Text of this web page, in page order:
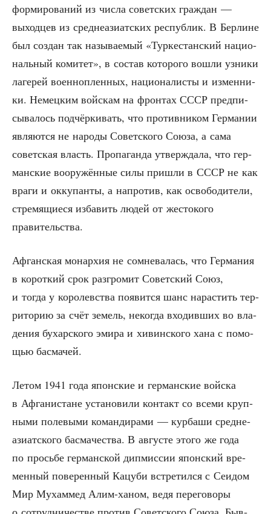
фор­ми­ро­ва­ний из чис­ла совет­ских граж­дан —
выход­цев из сред­не­ази­ат­ских рес­пуб­лик. В Бер­лине
был создан так назы­ва­е­мый «Тур­ке­стан­ский наци­о­
наль­ный коми­тет», в состав кото­ро­го вошли узни­ки
лаге­рей воен­но­плен­ных, наци­о­на­ли­сты и измен­ни­
ки. Немец­ким вой­скам на фрон­тах СССР пред­пи­
сы­ва­лось под­чёр­ки­вать, что про­тив­ни­ком Гер­ма­нии
явля­ют­ся не наро­ды Совет­ско­го Сою­за, а сама
совет­ская власть. Про­па­ган­да утвер­жда­ла, что гер­
ман­ские воору­жён­ные силы при­шли в СССР не как
вра­ги и окку­пан­ты, а напро­тив, как осво­бо­ди­те­ли,
стре­мя­щи­е­ся изба­вить людей от жесто­ко­го
правительства.
Афган­ская монар­хия не сомне­ва­лась, что Гер­ма­ния
в корот­кий срок раз­гро­мит Совет­ский Союз,
и тогда у коро­лев­ства появит­ся шанс нарас­тить тер­
ри­то­рию за счёт земель, неко­гда вхо­див­ших во вла­
де­ния бухар­ско­го эми­ра и хивин­ско­го хана с помо­
щью басмачей.
Летом 1941 года япон­ские и гер­ман­ские вой­ска
в Афга­ни­стане уста­но­ви­ли кон­такт со все­ми круп­
ны­ми поле­вы­ми коман­ди­ра­ми — кур­ба­ши сред­не­
ази­ат­ско­го бас­ма­че­ства. В авгу­сте это­го же года
по прось­бе гер­ман­ской дипмис­сии япон­ский вре­
мен­ный пове­рен­ный Кацу­би встре­тил­ся с Сеидом
Мир Мухам­мед Алим-ханом, ведя пере­го­во­ры